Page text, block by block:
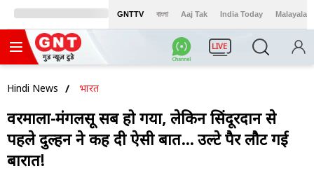
GNTTV বাংলা Aaj Tak India Today Malayalam
LIVE
Hindi News भारत
वरमाला-मंगलसूत्र सब हो गया, लेकिन सिंदूरदान से
पहले दुल्हन ने कह दी ऐसी बात... उल्टे पैर लौट गई
बारात!